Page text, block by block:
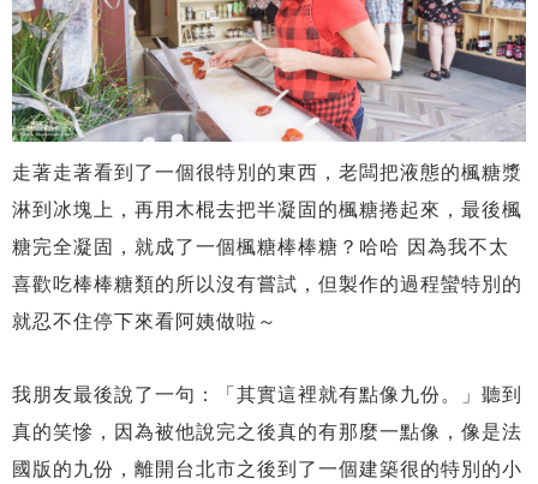
走著走著看到了一個很特別的東西，老闆把液態的楓糖漿
淋到冰塊上，再用木棍去把半凝固的楓糖捲起來，最後楓
糖完全凝固，就成了一個楓糖棒棒糖？哈哈 因為我不太
喜歡吃棒棒糖類的所以沒有嘗試，但製作的過程蠻特別的
就忍不住停下來看阿姨做啦～
我朋友最後說了一句：「其實這裡就有點像九份。」聽到
真的笑慘，因為被他說完之後真的有那麼一點像，像是法
國版的九份，離開台北市之後到了一個建築很的特別的小